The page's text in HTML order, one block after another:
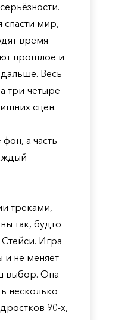
спасти мир,
время
прошлое и
Весь
три-четыре
сцен.
а часть
треками,
так, будто
Игра
и не меняет
выбор. Она
несколько
90-х,